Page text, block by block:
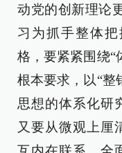
动党的创新理论
习为抓手整体
格，要紧紧围绕“
根本要求，以“整
思想的体系化研
又要从微观上厘